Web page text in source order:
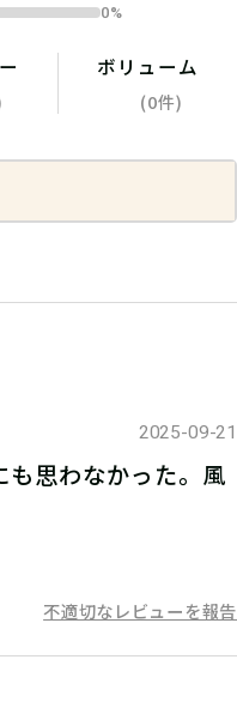
0%
ボリューム
(0件)
2025-09-21
も思わなかった。風
不適切なレビューを報告